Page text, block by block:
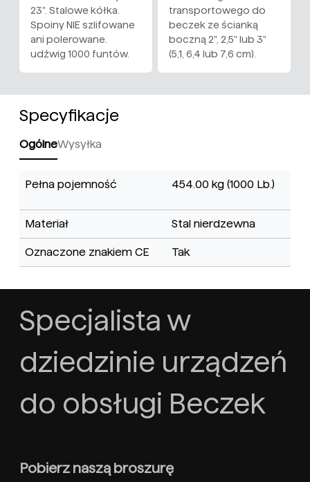
23". Stalowe kółka.
Spoiny NIE szlifowane
ani polerowane.
udźwig 1000 funtów.
transportowego do
beczek ze ścianką
boczną 2", 2,5" lub 3"
(5,1, 6,4 lub 7,6 cm).
Specyfikacje
OgólneWysyłka
Pełna pojemność 454.00 kg (1000 Lb.)
Materiał Stal nierdzewna
Oznaczone znakiem CE Tak
Specjalista w
dziedzinie urządzeń
do obsługi Beczek
Pobierz naszą broszurę